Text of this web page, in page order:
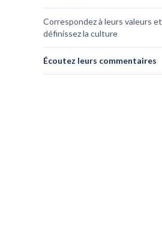
Correspondez à leurs valeurs et
définissez la culture
Écoutez leurs commentaires